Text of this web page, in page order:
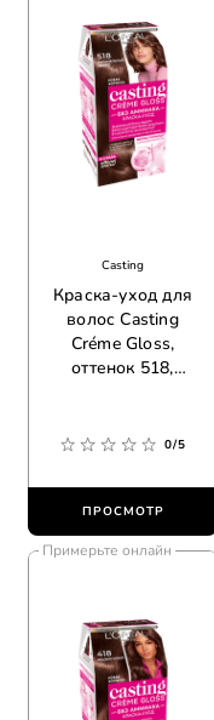
Casting
Краска-уход для
волос Casting
Créme Gloss,
оттенок 518,
0/5
ПРОСМОТР
Примерьте онлайн